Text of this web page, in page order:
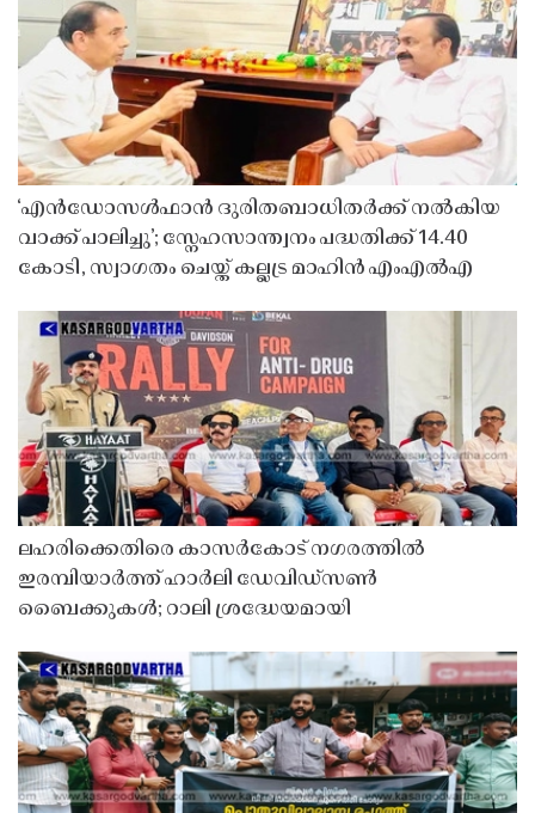
‘എൻഡോസൾഫാൻ ദുരിതബാധിതർക്ക് നൽകിയ
വാക്ക് പാലിച്ചു’; സ്നേഹസാന്ത്വനം പദ്ധതിക്ക് 14.40
കോടി, സ്വാഗതം ചെയ്ത് കല്ലട്ര മാഹിൻ എംഎൽഎ
ലഹരിക്കെതിരെ കാസർകോട് നഗരത്തിൽ
ഇരമ്പിയാർത്ത് ഹാർലി ഡേവിഡ്‌സൺ
ബൈക്കുകൾ; റാലി ശ്രദ്ധേയമായി